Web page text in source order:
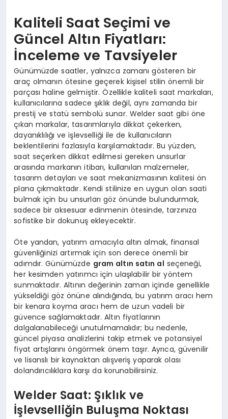
Kaliteli Saat Seçimi ve
Güncel Altın Fiyatları:
İnceleme ve Tavsiyeler
Günümüzde saatler, yalnızca zamanı gösteren bir
araç olmanın ötesine geçerek kişisel stilin önemli bir
parçası haline gelmiştir. Özellikle kaliteli saat markaları,
kullanıcılarına sadece şıklık değil, aynı zamanda bir
prestij ve statü sembolü sunar. Welder saat gibi öne
çıkan markalar, tasarımlarıyla dikkat çekerken,
dayanıklılığı ve işlevselliği ile de kullanıcıların
beklentilerini fazlasıyla karşılamaktadır. Bu yüzden,
saat seçerken dikkat edilmesi gereken unsurlar
arasında markanın itibarı, kullanılan malzemeler,
tasarım detayları ve saat mekanizmasının kalitesi ön
plana çıkmaktadır. Kendi stilinize en uygun olan saati
bulmak için bu unsurları göz önünde bulundurmak,
sadece bir aksesuar edinmenin ötesinde, tarzınıza
sofistike bir dokunuş ekleyecektir.
Öte yandan, yatırım amacıyla altın almak, finansal
güvenliğinizi artırmak için son derece önemli bir
adımdır. Günümüzde gram altın satın al seçeneği,
her kesimden yatırımcı için ulaşılabilir bir yöntem
sunmaktadır. Altının değerinin zaman içinde genellikle
yükseldiği göz önüne alındığında, bu yatırım aracı hem
bir kenara koyma aracı hem de uzun vadeli bir
güvence sağlamaktadır. Altın fiyatlarının
dalgalanabileceği unutulmamalıdır; bu nedenle,
güncel piyasa analizlerini takip etmek ve potansiyel
fiyat artışlarını öngörmek önem taşır. Ayrıca, güvenilir
ve lisanslı bir kaynaktan alışveriş yaparak olası
dolandırıcılıklara karşı da korunabilirsiniz.
Welder Saat: Şıklık ve
İşlevselliğin Buluşma Noktası